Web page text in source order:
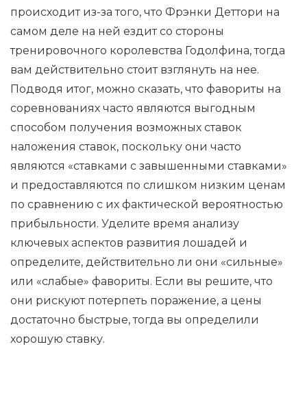
происходит из-за того, что Фрэнки Деттори на
самом деле на ней ездит со стороны
тренировочного королевства Годолфина, тогда
вам действительно стоит взглянуть на нее.
Подводя итог, можно сказать, что фавориты на
соревнованиях часто являются выгодным
способом получения возможных ставок
наложения ставок, поскольку они часто
являются «ставками с завышенными ставками»
и предоставляются по слишком низким ценам
по сравнению с их фактической вероятностью
прибыльности. Уделите время анализу
ключевых аспектов развития лошадей и
определите, действительно ли они «сильные»
или «слабые» фавориты. Если вы решите, что
они рискуют потерпеть поражение, а цены
достаточно быстрые, тогда вы определили
хорошую ставку.